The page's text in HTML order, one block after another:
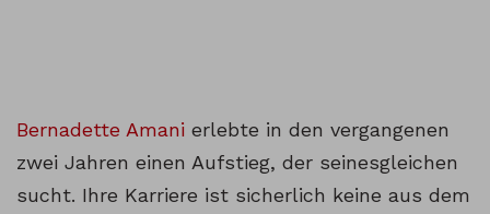
Bernadette Amani erlebte in den vergangenen
zwei Jahren einen Aufstieg, der seinesgleichen
sucht. Ihre Karriere ist sicherlich keine aus dem